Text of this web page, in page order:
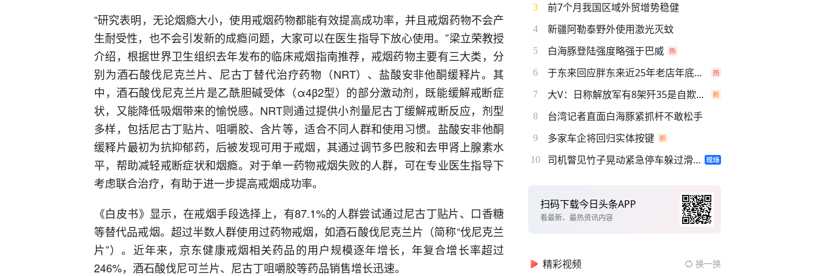
“研究表明，无论烟瘾大小，使用戒烟药物都能有效提高成功率，并且戒烟药物不会产
生耐受性，也不会引发新的成瘾问题，大家可以在医生指导下放心使用。”梁立荣教授
介绍，根据世界卫生组织去年发布的临床戒烟指南推荐，戒烟药物主要有三大类，分
别为酒石酸伐尼克兰片、尼古丁替代治疗药物（NRT）、盐酸安非他酮缓释片。其
中，酒石酸伐尼克兰片是乙酰胆碱受体（α4β2型）的部分激动剂，既能缓解戒断症
状，又能降低吸烟带来的愉悦感。NRT则通过提供小剂量尼古丁缓解戒断反应，剂型
多样，包括尼古丁贴片、咀嚼胶、含片等，适合不同人群和使用习惯。盐酸安非他酮
缓释片最初为抗抑郁药，后被发现可用于戒烟，其通过调节多巴胺和去甲肾上腺素水
平，帮助减轻戒断症状和烟瘾。对于单一药物戒烟失败的人群，可在专业医生指导下
考虑联合治疗，有助于进一步提高戒烟成功率。
《白皮书》显示，在戒烟手段选择上，有87.1%的人群尝试通过尼古丁贴片、口香糖
等替代品戒烟。超过半数人群使用过药物戒烟，如酒石酸伐尼克兰片（简称“伐尼克兰
片”）。近年来，京东健康戒烟相关药品的用户规模逐年增长，年复合增长率超过
246%，酒石酸伐尼可兰片、尼古丁咀嚼胶等药品销售增长迅速。
3 前7个月我国区域外贸增势稳健
4 新疆阿勒泰野外使用激光灭蚊
5 白海豚登陆强度略强于巴威
6 于东来回应胖东来近25年老店年底关闭
7 大V：日称解放军有8架歼35是自欺欺人
8 台湾记者直面白海豚紧抓杆不敢松手
9 多家车企将回归实体按键
10 司机瞥见竹子晃动紧急停车躲过滑坡
扫码下载今日头条APP
看最新、最热资讯内容
精彩视频 换一换